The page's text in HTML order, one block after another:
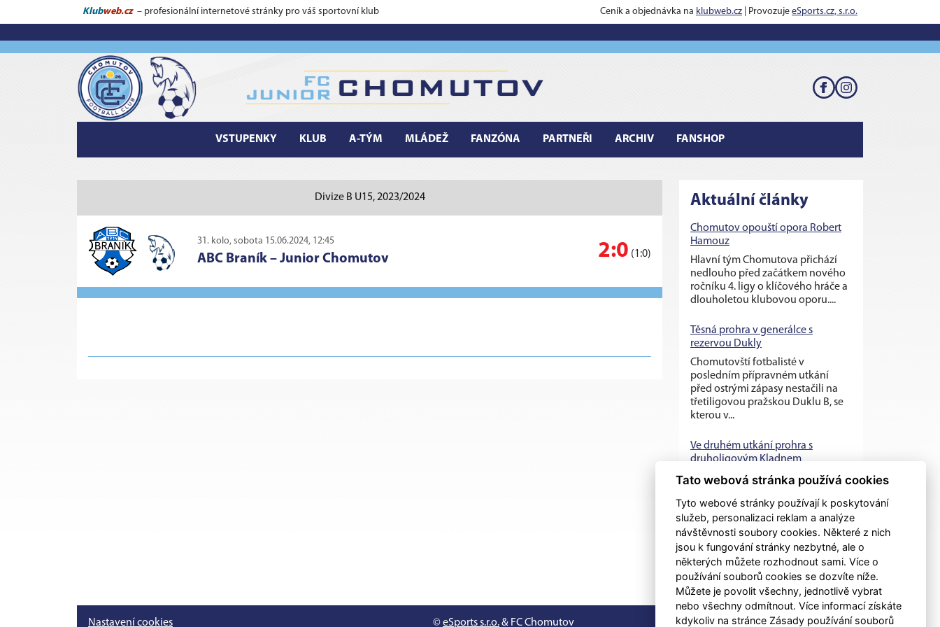
Klubweb.cz – profesionální internetové stránky pro váš sportovní klub Ceník a objednávka na klubweb.cz | Provozuje eSports.cz, s.r.o.
VSTUPENKY KLUB A-TÝM MLÁDEŽ FANZÓNA PARTNEŘI ARCHIV FANSHOP
Divize B U15, 2023/2024
31. kolo, sobota 15.06.2024, 12:45
ABC Braník – Junior Chomutov 2:0 (1:0)
Aktuální články
Chomutov opouští opora Robert
Hamouz
Hlavní tým Chomutova přichází
nedlouho před začátkem nového
ročníku 4. ligy o klíčového hráče a
dlouholetou klubovou oporu....
Těsná prohra v generálce s
rezervou Dukly
Chomutovští fotbalisté v
posledním přípravném utkání
před ostrými zápasy nestačili na
třetiligovou pražskou Duklu B, se
kterou v...
Ve druhém utkání prohra s
druholigovým Kladnem
Chomutovští fotbalisté už s
kapitánem Vojtěchem Kubíkem a
Filipem Schreinerem, ale ještě bez
Roberta Hamouze či Diega da
Silvy vyzvali...
Nastavení cookies ©eSports s.r.o.& FC Chomutov RSS
Tato webová stránka používá cookies
Tyto webové stránky používají k poskytování
služeb, personalizaci reklam a analýze
návštěvnosti soubory cookies. Některé z nich
jsou k fungování stránky nezbytné, ale o
některých můžete rozhodnout sami. Více o
používání souborů cookies se dozvíte níže.
Můžete je povolit všechny, jednotlivě vybrat
nebo všechny odmítnout. Více informací získáte
kdykoliv na stránce Zásady používání souborů